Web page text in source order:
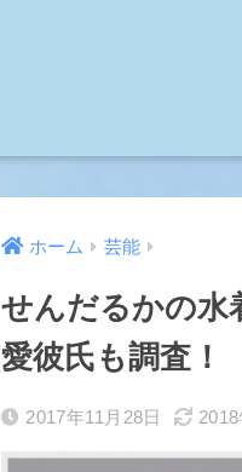
ホーム 芸能
せんだるかの水
愛彼氏も調査！
2017年11月28日